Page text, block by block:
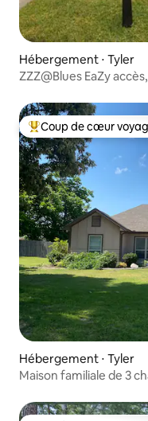
Hébergement ⋅ Tyler
ZZZ@Blues EaZy
Coups de cœur
Coup de cœur
Hébergement ⋅ Tyler
Maison familiale de 3